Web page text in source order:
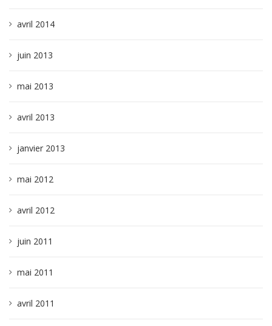
avril 2014
juin 2013
mai 2013
avril 2013
janvier 2013
mai 2012
avril 2012
juin 2011
mai 2011
avril 2011